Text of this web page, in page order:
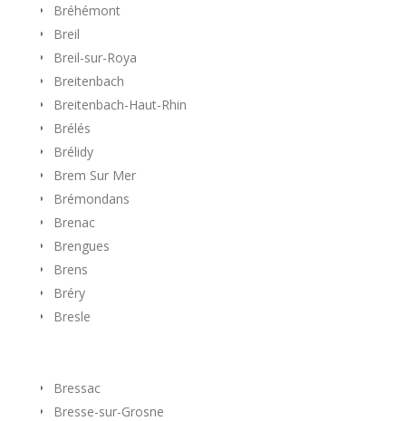
Bréhémont
Breil
Breil-sur-Roya
Breitenbach
Breitenbach-Haut-Rhin
Brélés
Brélidy
Brem Sur Mer
Brémondans
Brenac
Brengues
Brens
Bréry
Bresle
Bressac
Bresse-sur-Grosne